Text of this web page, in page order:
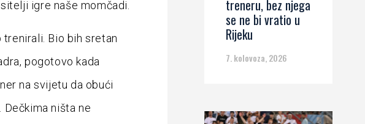
igre naše momčadi.
Bio bih sretan
pogotovo kada
na svijetu da obući
Dečkima ništa ne
treneru, bez njega
se ne bi vratio u
Rijeku
7. kolovoza, 2026